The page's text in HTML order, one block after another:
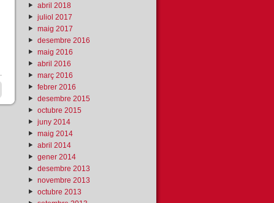
abril 2018
juliol 2017
maig 2017
desembre 2016
maig 2016
abril 2016
març 2016
febrer 2016
desembre 2015
octubre 2015
juny 2014
maig 2014
abril 2014
gener 2014
desembre 2013
novembre 2013
octubre 2013